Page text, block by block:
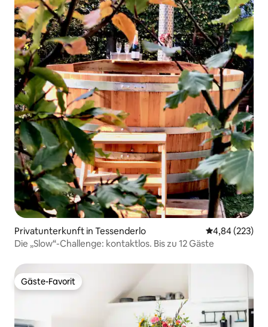
Privatunterkunft in Tessenderlo
4,84 (223)
Die „Slow“-Challenge: kontaktlos. Bis zu 12 Gäste
Gäste-Favorit
Gäste-Favorit